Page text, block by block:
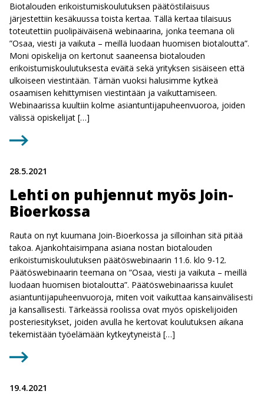
Biotalouden erikoistumiskoulutuksen päätöstilaisuus
järjestettiin kesäkuussa toista kertaa. Tällä kertaa tilaisuus
toteutettiin puolipäiväisenä webinaarina, jonka teemana oli
”Osaa, viesti ja vaikuta – meillä luodaan huomisen biotaloutta”.
Moni opiskelija on kertonut saaneensa biotalouden
erikoistumiskoulutuksesta eväitä sekä yrityksen sisäiseen että
ulkoiseen viestintään. Tämän vuoksi halusimme kytkeä
osaamisen kehittymisen viestintään ja vaikuttamiseen.
Webinaarissa kuultiin kolme asiantuntijapuheenvuoroa, joiden
välissä opiskelijat […]
28.5.2021
Lehti on puhjennut myös Join-
Bioerkossa
Rauta on nyt kuumana Join-Bioerkossa ja silloinhan sitä pitää
takoa. Ajankohtaisimpana asiana nostan biotalouden
erikoistumiskoulutuksen päätöswebinaarin 11.6. klo 9-12.
Päätöswebinaarin teemana on ”Osaa, viesti ja vaikuta – meillä
luodaan huomisen biotaloutta”. Päätöswebinaarissa kuulet
asiantuntijapuheenvuoroja, miten voit vaikuttaa kansainvälisesti
ja kansallisesti. Tärkeässä roolissa ovat myös opiskelijoiden
posteriesitykset, joiden avulla he kertovat koulutuksen aikana
tekemistään työelämään kytkeytyneistä […]
19.4.2021